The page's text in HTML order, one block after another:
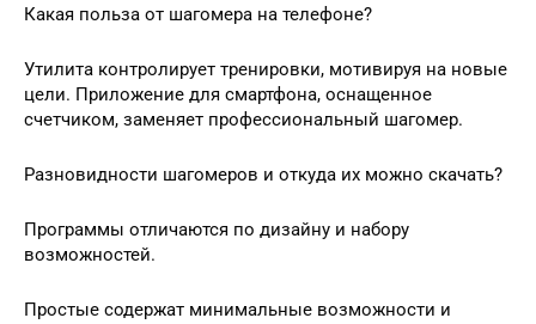
Какая польза от шагомера на телефоне?
Утилита контролирует тренировки, мотивируя на новые
цели. Приложение для смартфона, оснащенное
счетчиком, заменяет профессиональный шагомер.
Разновидности шагомеров и откуда их можно скачать?
Программы отличаются по дизайну и набору
возможностей.
Простые содержат минимальные возможности и